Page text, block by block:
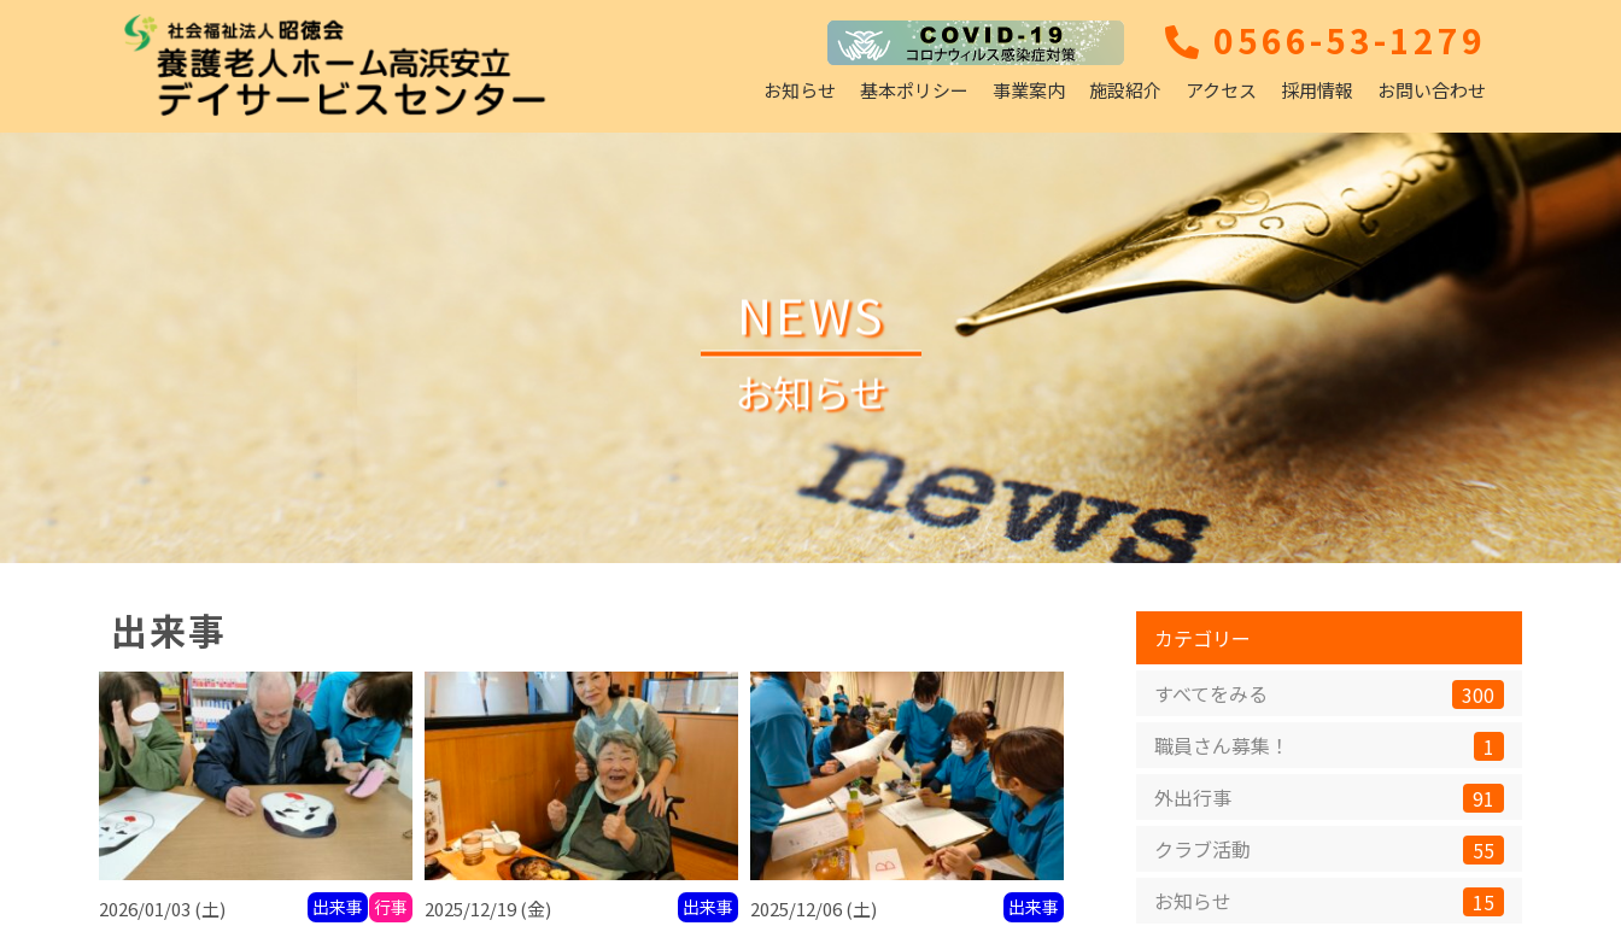
0566-53-1279
お知らせ 基本ポリシー 事業案内 施設紹介 アクセス 採用情報 お問い合わせ
NEWS
お知らせ
出来事
2026/01/03 (土) 行事
出来事 2025/12/19(金) 出来事 2025/12/06(土) 出来事
カテゴリー
すべてをみる
300
職員さん募集！
1
外出行事
91
クラブ活動
55
お知らせ
15